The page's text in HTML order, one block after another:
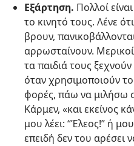
Εξάρτηση. Πολλοί
το κινητό τους. Λένε
βρουν,
αρρωσταίνουν.
τα παιδιά τους
όταν χρησιμοποιούν
φορές, πάω να μιλήσω
Κάρμεν, «και εκείνος
μου λέει: “Έλεος!” ή
επειδή δεν του αρέσει